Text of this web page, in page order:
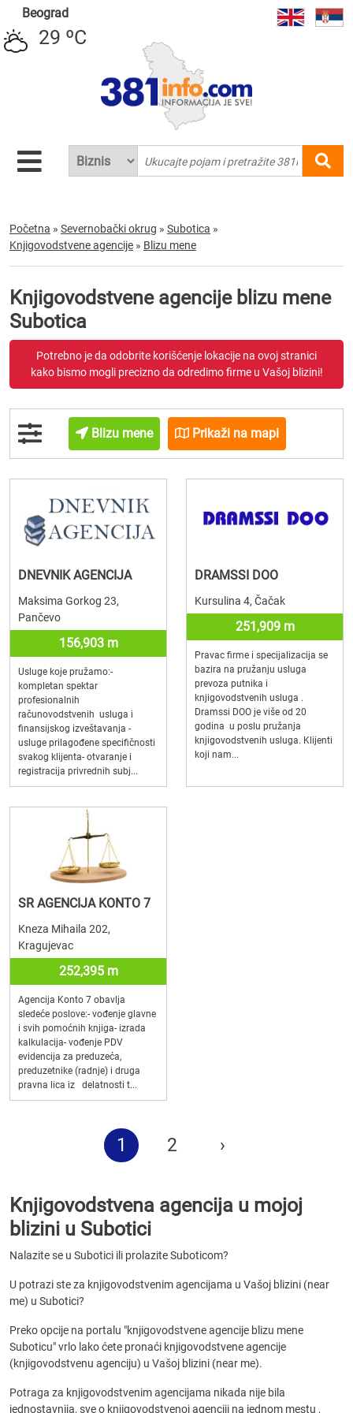
Beograd
29 ºC
Početna » Severnobački okrug » Subotica »
Knjigovodstvene agencije » Blizu mene
Knjigovodstvene agencije blizu mene
Subotica
Potrebno je da odobrite korišćenje lokacije na ovoj stranici
kako bismo mogli precizno da odredimo firme u Vašoj blizini!
Blizu mene Prikaži na mapi
DNEVNIK AGENCIJA
Maksima Gorkog 23,
Pančevo
156,903 m
Usluge koje pružamo:-
kompletan spektar
profesionalnih
računovodstvenih usluga i
finansijskog izveštavanja -
usluge prilagođene specifičnosti
svakog klijenta- otvaranje i
registracija privrednih subj...
DRAMSSI DOO
Kursulina 4, Čačak
251,909 m
Pravac firme i specijalizacija se
bazira na pružanju usluga
prevoza putnika i
knjigovodstvenih usluga .
Dramssi DOO je više od 20
godina u poslu pružanja
knjigovodstvenih usluga. Klijenti
koji nam...
SR AGENCIJA KONTO 7
Kneza Mihaila 202,
Kragujevac
252,395 m
Agencija Konto 7 obavlja
sledeće poslove:- vođenje glavne
i svih pomoćnih knjiga- izrada
kalkulacija- vođenje PDV
evidencija za preduzeća,
preduzetnike (radnje) i druga
pravna lica iz delatnosti t...
1 2 ›
Knjigovodstvena agencija u mojoj
blizini u Subotici
Nalazite se u Subotici ili prolazite Suboticom?
U potrazi ste za knjigovodstvenim agencijama u Vašoj blizini (near
me) u Subotici?
Preko opcije na portalu "knjigovodstvene agencije blizu mene
Suboticu" vrlo lako ćete pronaći knjigovodstvene agencije
(knjigovodstvenu agenciju) u Vašoj blizini (near me).
Potraga za knjigovodstvenim agencijama nikada nije bila
jednostavnija, sve o knjigovodstvenoj agenciji na jednom mestu ,